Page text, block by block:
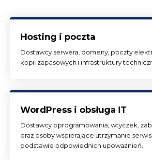
Hosting i poczta
Dostawcy serwera, domeny, poczty
kopii zapasowych i infrastruktury
WordPress i obsługa IT
Dostawcy oprogramowania, wtyczek,
oraz osoby wspierające utrzymanie
podstawie odpowiednich upoważnień.